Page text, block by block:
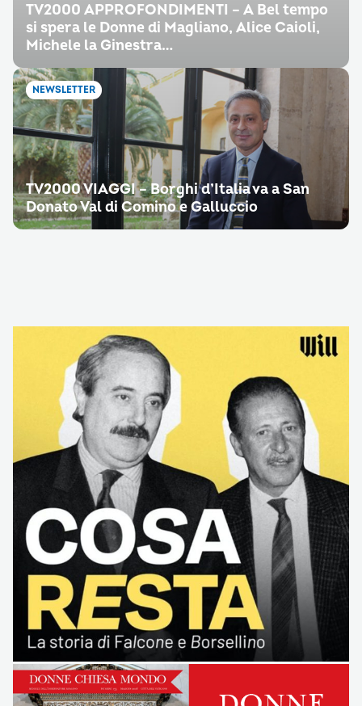
TV2000 APPROFONDIMENTI – A Bel tempo
si spera le Donne di Magliano, Alice Caioli,
Michele la Ginestra…
NEWSLETTER
TV2000 VIAGGI – Borghi d’Italia va a San
Donato Val di Comino e Galluccio